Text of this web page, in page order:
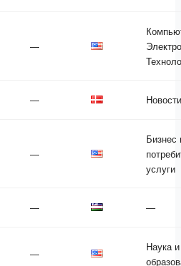
—
—
—
Бизнес
услуги
— —
—
Наука и